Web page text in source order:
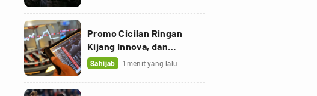
Promo Cicilan Ringan
Kijang Innova, dan
Fortuner Setelah Diskon
PPnBM
Sahijab 1 menit yang lalu